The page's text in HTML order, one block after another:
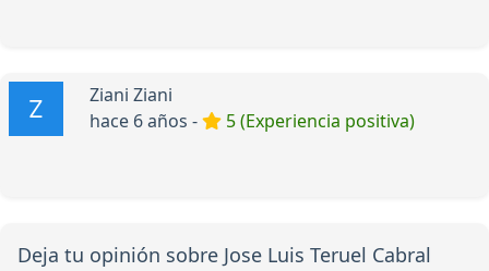
Ziani Ziani
hace 6 años -
5 (Experiencia positiva)
Deja tu opinión sobre Jose Luis Teruel Cabral